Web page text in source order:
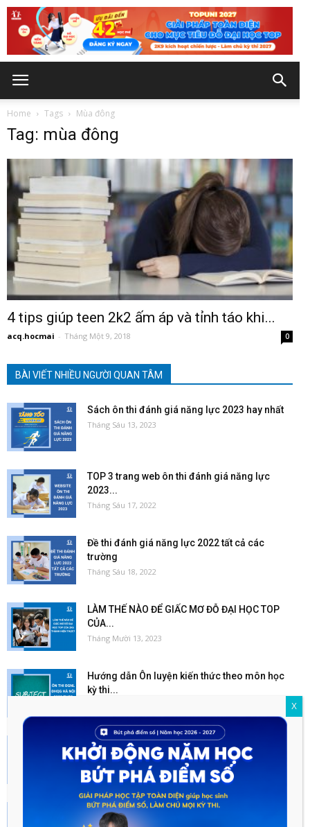
Home Tags Mùa đông
Tag: mùa đông
4 tips giúp teen 2k2 ấm áp và tỉnh táo khi...
acq.hocmai - Tháng Một 9, 2018 0
BÀI VIẾT NHIỀU NGƯỜI QUAN TÂM
Sách ôn thi đánh giá năng lực 2023 hay nhất
Tháng Sáu 13, 2023
TOP 3 trang web ôn thi đánh giá năng lực
2023...
Tháng Sáu 17, 2022
Đề thi đánh giá năng lực 2022 tất cả các
trường
Tháng Sáu 18, 2022
LÀM THẾ NÀO ĐỂ GIẤC MƠ ĐỖ ĐẠI HỌC TOP
CỦA...
Tháng Mười 13, 2023
Hướng dẫn Ôn luyện kiến thức theo môn học
kỳ thi...
Những sai lầm trong quá trình ôn thi ĐGNL
ĐHQGHN 2023...
Tháng Mười Một 24, 2022
Ôn thi đánh giá năng lực Đại học Quốc gia
Hà...
X